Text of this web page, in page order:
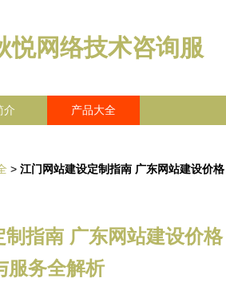
悦网络技术咨询服
介 产品大全
> 江门网站建设定制指南 广东网站建设价格
指南 广东网站建设价格
服务全解析